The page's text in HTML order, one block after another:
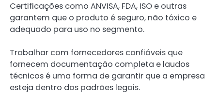
Certificações como ANVISA, FDA, ISO e outras
garantem que o produto é seguro, não tóxico e
adequado para uso no segmento.
Trabalhar com fornecedores confiáveis que
fornecem documentação completa e laudos
técnicos é uma forma de garantir que a empresa
esteja dentro dos padrões legais.